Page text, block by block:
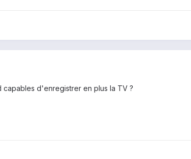
d'enregistrer en plus la TV ?